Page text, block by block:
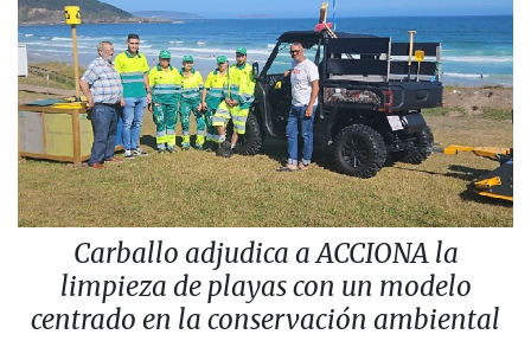
Carballo adjudica a ACCIONA la
limpieza de playas con un modelo
centrado en la conservación ambiental